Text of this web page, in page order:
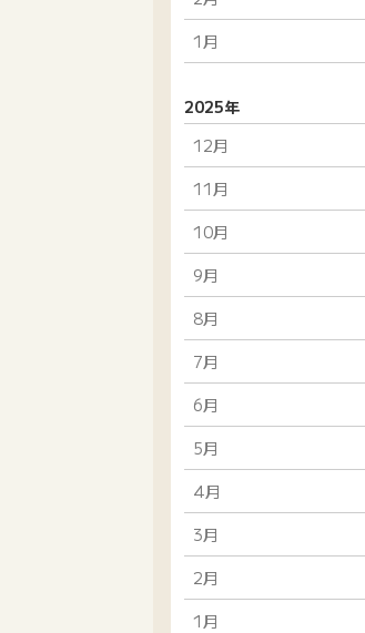
1月
2025年
12月
11月
10月
9月
8月
7月
6月
5月
4月
3月
2月
1月